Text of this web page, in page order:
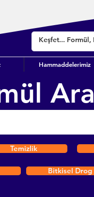
Hammaddelerimiz
Ara
Temizlik
Bitkisel Drog